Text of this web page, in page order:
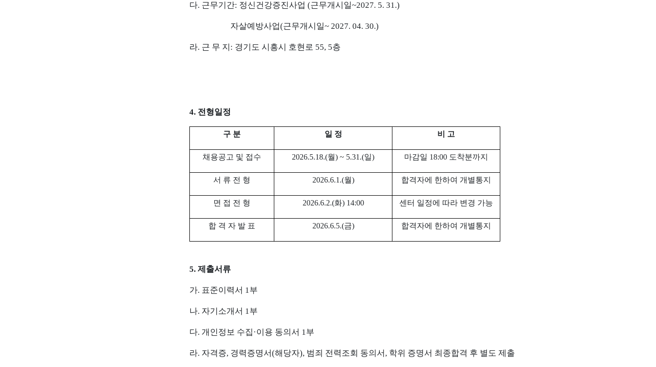
다. 근무기간: 정신건강증진사업 (근무개시일~2027. 5. 31.)
자살예방사업(근무개시일~ 2027. 04. 30.)
라. 근 무 지 : 경기도 시흥시 호현로 55, 5층
4. 전형일정
구 분 일 정 비 고
채용공고 및 접수 2026.5.18.(월) ~ 5.31.(일) 마감일 18:00 도착분까지
서 류 전 형 2026.6.1.(월) 합격자에 한하여 개별통지
면 접 전 형 2026.6.2.(화) 14:00 센터 일정에 따라 변경 가능
합 격 자 발 표 2026.6.5.(금) 합격자에 한하여 개별통지
5. 제출서류
가. 표준이력서 1부
나. 자기소개서 1부
다. 개인정보 수집 ·이용 동의서 1부
라. 자격증, 경력증명서(해당자), 범죄 전력조회 동의서 , 학위 증명서 최종합격 후 별도 제출